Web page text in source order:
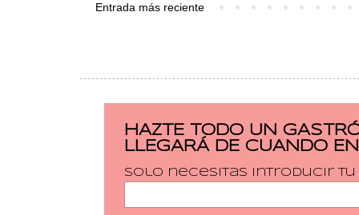
Entrada más reciente
HAZTE TODO UN
LLEGARÁ DE CUANDO
Solo necesitas introducir